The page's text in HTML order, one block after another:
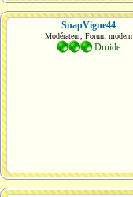
SnapVigne44
Modérateur, Forum modern
Druide